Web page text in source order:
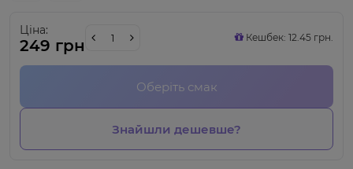
Ціна:
249 грн Кешбек: 12.45 грн.
Оберіть смак
Знайшли дешевше?